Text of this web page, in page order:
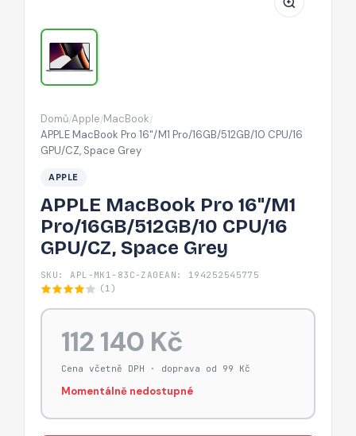
Domů/Apple/MacBook/
APPLE MacBook Pro 16"/M1 Pro/16GB/512GB/10 CPU/16
GPU/CZ, Space Grey
APPLE
APPLE MacBook Pro 16"/M1
Pro/16GB/512GB/10 CPU/16
GPU/CZ, Space Grey
SKU: APL-MK1-83C-ZA0 EAN: 194252545775
(1)
112 140 Kč
Cena včetně DPH · doprava od 99 Kč
Momentálně nedostupné